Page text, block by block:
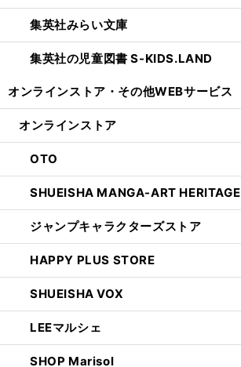
集英社みらい文庫
集英社の児童図書 S-KIDS.LAND
オンラインストア・ その他WEBサービス
オンラインストア
OTO
SHUEISHA MANGA-ART HERITAGE
ジャンプキャラクターズストア
HAPPY PLUS STORE
SHUEISHA VOX
LEEマルシェ
SHOP Marisol